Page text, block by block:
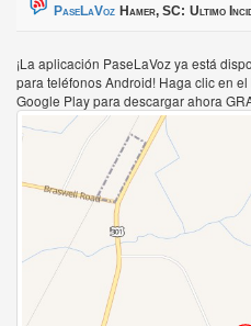
PaseLaVoz Hamer, SC: Ultimo
¡La aplicación PaseLaVoz ya está
para teléfonos Android! Haga clic en el
Google Play para descargar ahora